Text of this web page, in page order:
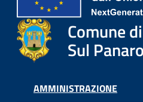
Comune
Sul Panaro
AMMINISTRAZIONE